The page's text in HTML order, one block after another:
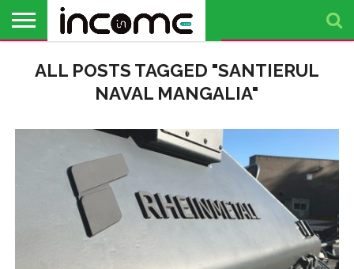
PROFIL DE
ANTREPRENOR
BUSINESS
ANALIZE
OPINII
FINANȚE
PERSONALE
TIMP
LIBER
ALL POSTS TAGGED "SANTIERUL
NAVAL MANGALIA"